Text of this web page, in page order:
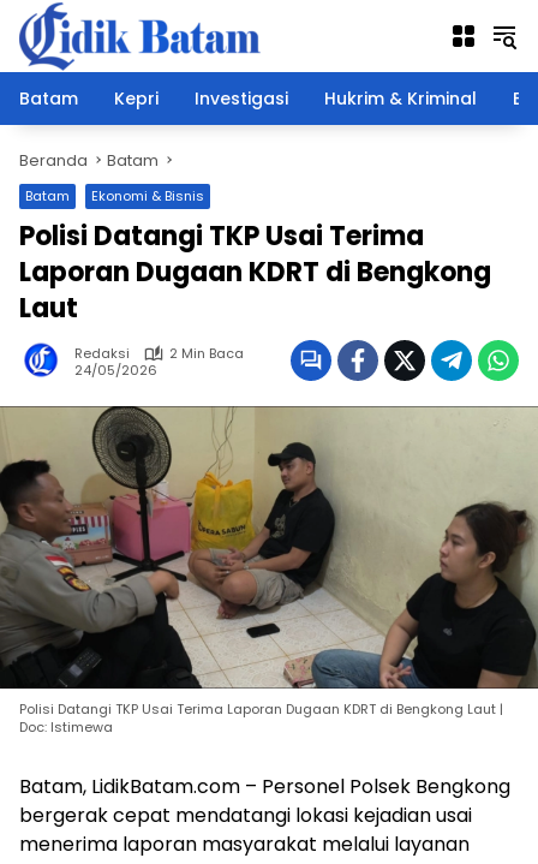
Langsung
konten
Batam
Kepri Investigasi Hukrim & Kriminal
Beranda Batam
Batam Ekonomi & Bisnis
Polisi Datangi TKP Usai Terima
Laporan Dugaan KDRT di Bengkong
Laut
Redaksi
2 Min Baca
24/05/2026
Polisi Datangi TKP Usai Terima Laporan Dugaan KDRT di Bengkong Laut |
Doc: Istimewa
Batam, LidikBatam.com – Personel Polsek Bengkong
bergerak cepat mendatangi lokasi kejadian usai
menerima laporan masyarakat melalui layanan